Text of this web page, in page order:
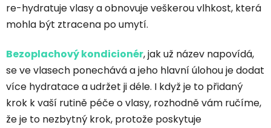
re-hydratuje vlasy a obnovuje veškerou vlhkost, která
mohla být ztracena po umytí.
Bezoplachový kondicionér, jak už název napovídá,
se ve vlasech ponechává a jeho hlavní úlohou je dodat
více hydratace a udržet ji déle. I když je to přidaný
krok k vaší rutině péče o vlasy, rozhodně vám ručíme,
že je to nezbytný krok, protože poskytuje